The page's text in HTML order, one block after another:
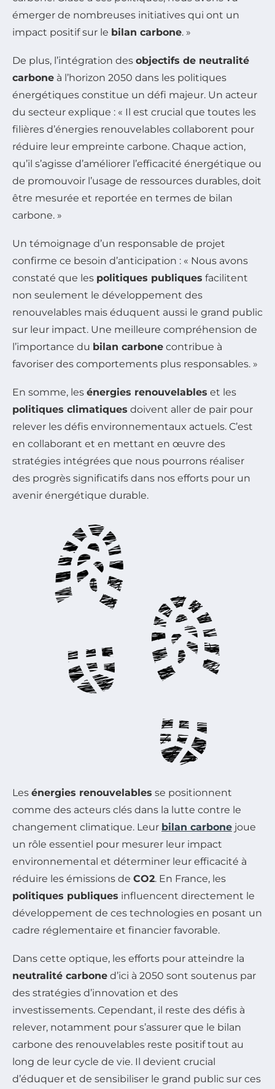
émerger de nombreuses initiatives qui ont un
impact positif sur le bilan carbone. »
De plus, l’intégration des objectifs de neutralité
carbone à l’horizon 2050 dans les politiques
énergétiques constitue un défi majeur. Un acteur
du secteur explique : « Il est crucial que toutes les
filières d’énergies renouvelables collaborent pour
réduire leur empreinte carbone. Chaque action,
qu’il s’agisse d’améliorer l’efficacité énergétique ou
de promouvoir l’usage de ressources durables, doit
être mesurée et reportée en termes de bilan
carbone. »
Un témoignage d’un responsable de projet
confirme ce besoin d’anticipation : « Nous avons
constaté que les politiques publiques facilitent
non seulement le développement des
renouvelables mais éduquent aussi le grand public
sur leur impact. Une meilleure compréhension de
l’importance du bilan carbone contribue à
favoriser des comportements plus responsables. »
En somme, les énergies renouvelables et les
politiques climatiques doivent aller de pair pour
relever les défis environnementaux actuels. C’est
en collaborant et en mettant en œuvre des
stratégies intégrées que nous pourrons réaliser
des progrès significatifs dans nos efforts pour un
avenir énergétique durable.
Les énergies renouvelables se positionnent
comme des acteurs clés dans la lutte contre le
changement climatique. Leur bilan carbone joue
un rôle essentiel pour mesurer leur impact
environnemental et déterminer leur efficacité à
réduire les émissions de CO2. En France, les
politiques publiques influencent directement le
développement de ces technologies en posant un
cadre réglementaire et financier favorable.
Dans cette optique, les efforts pour atteindre la
neutralité carbone d’ici à 2050 sont soutenus par
des stratégies d’innovation et des
investissements. Cependant, il reste des défis à
relever, notamment pour s’assurer que le bilan
carbone des renouvelables reste positif tout au
long de leur cycle de vie. Il devient crucial
d’éduquer et de sensibiliser le grand public sur ces